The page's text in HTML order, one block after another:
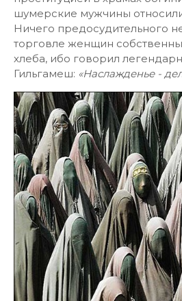
шумерские мужчины
Ничего предосудительного
торговле женщин
хлеба, ибо говорил
Гильгамеш: «Наслажденье -